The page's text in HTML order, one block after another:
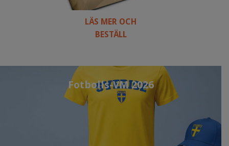
LÄS MER OCH
BESTÄLL
Fotbolls-VM 2026